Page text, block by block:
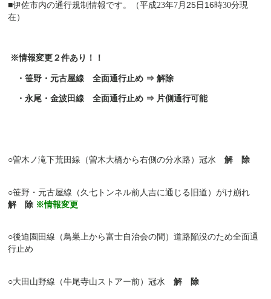
■伊佐市内の通行規制情報です。 （平成23年7月25 日16時30分現
在）
※情報変更２件あり！！
・笹野・元古屋線 全面通行止め ⇒ 解除
・永尾・金波田線 全面通行止め ⇒ 片側通行可能
○曽木ノ滝下荒田線（曽木大橋から右側の分水路）冠水 解 除
○笹野・元古屋線（久七トンネル前人吉に通じる旧道）がけ崩れ
解 除 ※情報変更
○後迫園田線 （鳥巣上から富士自治会の間）道路陥没のため全面通
行止め
○大田山野線（牛尾寺山ストアー前）冠水解 除